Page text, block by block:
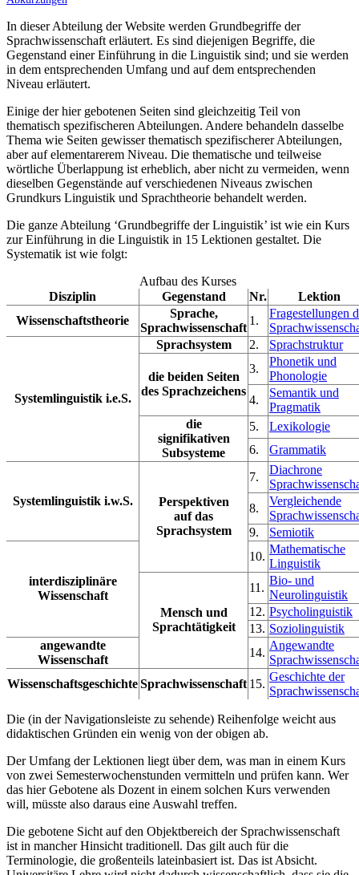
In dieser Abteilung der Website werden Grundbegriffe der
Sprachwissenschaft erläutert. Es sind diejenigen Begriffe, die
Gegenstand einer Einführung in die Linguistik sind; und sie werden
in dem entsprechenden Umfang und auf dem entsprechenden
Niveau erläutert.
Einige der hier gebotenen Seiten sind gleichzeitig Teil von
thematisch spezifischeren Abteilungen. Andere behandeln dasselbe
Thema wie Seiten gewisser thematisch spezifischerer Abteilungen,
aber auf elementarerem Niveau. Die thematische und teilweise
wörtliche Überlappung ist erheblich, aber nicht zu vermeiden, wenn
dieselben Gegenstände auf verschiedenen Niveaus zwischen
Grundkurs Linguistik und Sprachtheorie behandelt werden.
Die ganze Abteilung ‘Grundbegriffe der Linguistik’ ist wie ein Kurs
zur Einführung in die Linguistik in 15 Lektionen gestaltet. Die
Systematik ist wie folgt:
Aufbau des Kurses
Disziplin
Gegenstand Nr.
Lektion
Wissenschaftstheorie
Sprache,
Sprachwissenschaft
1.
Fragestellungen
Systemlinguistik i.e.S.
Sprachsystem 2. Sprachstruktur
die beiden Seiten
des Sprachzeichens
3.
Phonetik und
Phonologie
4.
Semantik und
Pragmatik
die
signifikativen
Subsysteme
5.
Lexikologie
6.
Grammatik
Systemlinguistik i.w.S.
Perspektiven
auf das
Sprachsystem
7.
Diachrone
8.
Vergleichende
9.
Semiotik
interdisziplinäre
Wissenschaft
10.
Mathematische
Linguistik
Mensch und
Sprachtätigkeit
11.
Bio- und
Neurolinguistik
12. Psycholinguistik
13. Soziolinguistik
angewandte
Wissenschaft
14.
Angewandte
WissenschaftsgeschichteSprachwissenschaft 15.
Geschichte der
Die (in der Navigationsleiste zu sehende) Reihenfolge weicht aus
didaktischen Gründen ein wenig von der obigen ab.
Der Umfang der Lektionen liegt über dem, was man in einem Kurs
von zwei Semesterwochenstunden vermitteln und prüfen kann. Wer
das hier Gebotene als Dozent in einem solchen Kurs verwenden
will, müsste also daraus eine Auswahl treffen.
Die gebotene Sicht auf den Objektbereich der Sprachwissenschaft
ist in mancher Hinsicht traditionell. Das gilt auch für die
Terminologie, die großenteils lateinbasiert ist. Das ist Absicht.